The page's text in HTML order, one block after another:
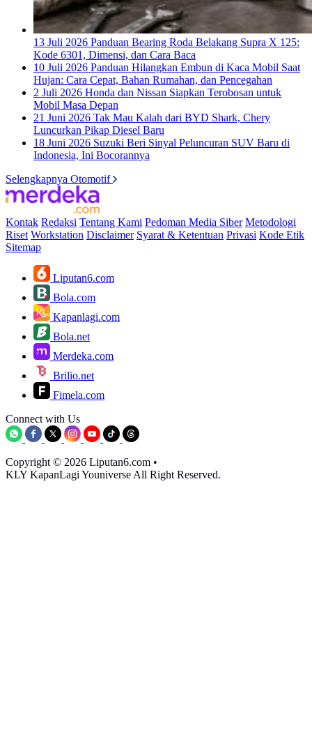
13 Juli 2026 Panduan Bearing Roda Belakang Supra X 125:
Kode 6301, Dimensi, dan Cara Baca
10 Juli 2026 Panduan Hilangkan Embun di Kaca Mobil Saat
Hujan: Cara Cepat, Bahan Rumahan, dan Pencegahan
2 Juli 2026 Honda dan Nissan Siapkan Terobosan untuk
Mobil Masa Depan
21 Juni 2026 Tak Mau Kalah dari BYD Shark, Chery
Luncurkan Pikap Diesel Baru
18 Juni 2026 Suzuki Beri Sinyal Peluncuran SUV Baru di
Indonesia, Ini Bocorannya
Selengkapnya Otomotif
Kontak Redaksi Tentang Kami Pedoman Media Siber Metodologi
Riset Workstation Disclaimer Syarat & Ketentuan Privasi Kode Etik
Sitemap
Liputan6.com
Bola.com
Kapanlagi.com
Bola.net
Merdeka.com
Brilio.net
Fimela.com
Connect with Us
Copyright © 2026 Liputan6.com •
KLY KapanLagi Youniverse All Right Reserved.